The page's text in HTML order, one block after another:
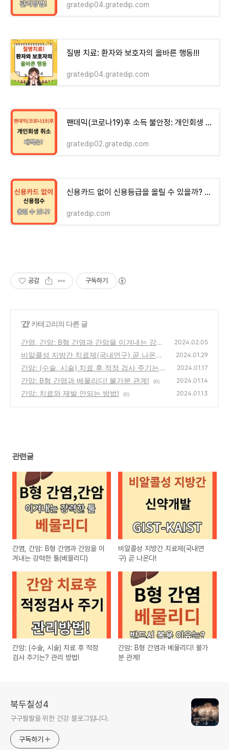
gratedip04.gratedip.com
질병 치료: 환자와 보호자의 올바른 행동!!!
gratedip04.gratedip.com
팬데믹(코로나19)후 소득 불안정: 개인회생 취소와 해결책!
gratedip02.gratedip.com
신용카드 없이 신용등급을 올릴 수 있을까? 체크카드는?
gratedip.com
공감 구독하기
'간' 카테고리의 다른 글
간염, 간암: B형 간염과 간암을 이겨내는 강력
한 툴(베믈리디)
(0)
2024.02.05
비알콜성 지방간 치료제(국내연구) 곧 나온다!
(0)
2024.01.29
간암: (수술, 시술) 치료 후 적정 검사 주기는?
관리 방법!
(0)
2024.01.17
간암: B형 간염과 베물리디! 불가분 관계! (0) 2024.01.14
간암: 치료와 재발 안되는 방법! (0) 2024.01.13
관련글
간염, 간암: B형 간염과 간암을 이
겨내는 강력한 툴(베믈리디)
비알콜성 지방간 치료제(국내연
구) 곧 나온다!
간암: (수술, 시술) 치료 후 적정
검사 주기는? 관리 방법!
간암: B형 간염과 베물리디! 불가
분 관계!
북두칠성4
구구팔팔을 위한 건강 블로그입니다.
구독하기